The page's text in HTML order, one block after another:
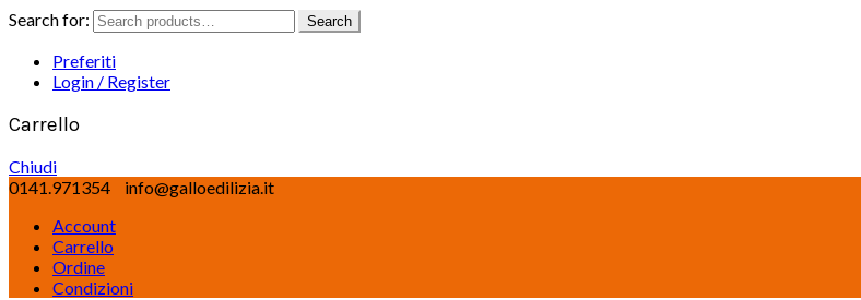
Search for: Search
Preferiti
Login / Register
Carrello
Chiudi
0141.971354
info@galloedilizia.it
Account
Carrello
Ordine
Condizioni